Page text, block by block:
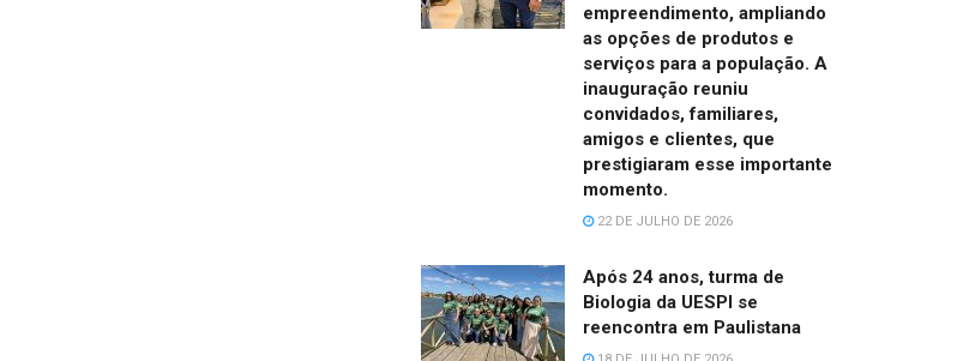
empreendimento, ampliando
as opções de produtos e
serviços para a população. A
inauguração reuniu
convidados, familiares,
amigos e clientes, que
prestigiaram esse importante
momento.
22 DE JULHO DE 2026
Após 24 anos, turma de
Biologia da UESPI se
reencontra em Paulistana